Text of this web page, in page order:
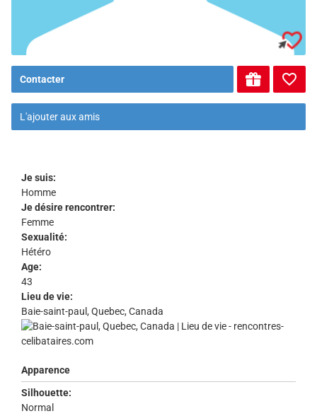
Contacter
L'ajouter aux amis
Je suis:
Homme
Je désire rencontrer:
Femme
Sexualité:
Hétéro
Age:
43
Lieu de vie:
Baie-saint-paul, Quebec, Canada
Apparence
Silhouette:
Normal